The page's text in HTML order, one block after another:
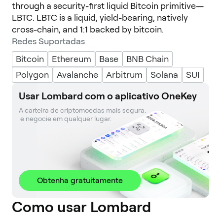
through a security-first liquid Bitcoin primitive—
LBTC. LBTC is a liquid, yield-bearing, natively
cross-chain, and 1:1 backed by bitcoin.
Redes Suportadas
Bitcoin
Ethereum Base
BNB Chain
Polygon
Avalanche Arbitrum Solana SUI
Usar Lombard com o aplicativo OneKey
A carteira de criptomoedas mais segura.
e negocie em qualquer lugar.
Obtenha gratuitamente
Como usar Lombard